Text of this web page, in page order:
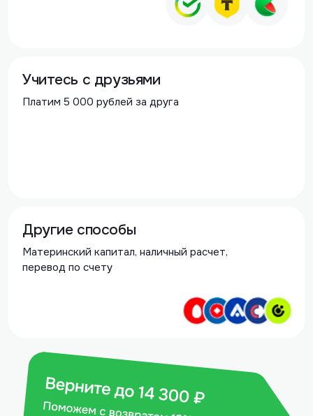
Учитесь с друзьями
Платим 5 000 рублей за друга
Другие способы
Материнский капитал, наличный расчет,
перевод по счету